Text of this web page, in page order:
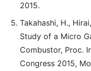
2015.
Takahashi, H.,
Study of a Micro
Combustor, Proc.
Congress 2015,